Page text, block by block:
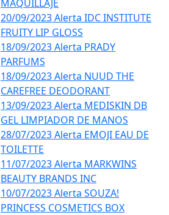
MAQUILLAJE
20/09/2023 Alerta IDC INSTITUTE
FRUITY LIP GLOSS
18/09/2023 Alerta PRADY
PARFUMS
18/09/2023 Alerta NUUD THE
CAREFREE DEODORANT
13/09/2023 Alerta MEDISKIN DB
GEL LIMPIADOR DE MANOS
28/07/2023 Alerta EMOJI EAU DE
TOILETTE
11/07/2023 Alerta MARKWINS
BEAUTY BRANDS INC
10/07/2023 Alerta SOUZA!
PRINCESS COSMETICS BOX